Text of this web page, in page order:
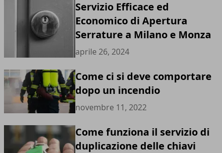
Servizio Efficace ed
Economico di Apertura
Serrature a Milano e Monza
aprile 26, 2024
Come ci si deve comportare
dopo un incendio
novembre 11, 2022
Come funziona il servizio di
duplicazione delle chiavi